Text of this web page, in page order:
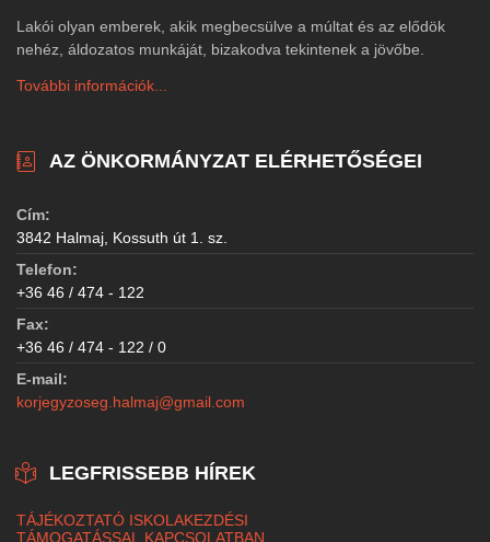
Lakói olyan emberek, akik megbecsülve a múltat és az elődök
nehéz, áldozatos munkáját, bizakodva tekintenek a jövőbe.
További információk...
AZ ÖNKORMÁNYZAT ELÉRHETŐSÉGEI
Cím:
3842 Halmaj, Kossuth út 1. sz.
Telefon:
+36 46 / 474 - 122
Fax:
+36 46 / 474 - 122 / 0
E-mail:
korjegyzoseg.halmaj@gmail.com
LEGFRISSEBB HÍREK
TÁJÉKOZTATÓ ISKOLAKEZDÉSI
TÁMOGATÁSSAL KAPCSOLATBAN